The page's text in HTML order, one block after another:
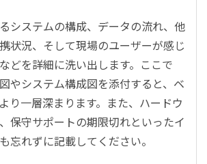
システムの構成、データの流れ、他
状況、そして現場のユーザーが感じ
どを詳細に洗い出します。ここで
やシステム構成図を添付すると、ベ
り一層深まります。また、ハードウ
保守サポートの期限切れといったイ
忘れずに記載してください。